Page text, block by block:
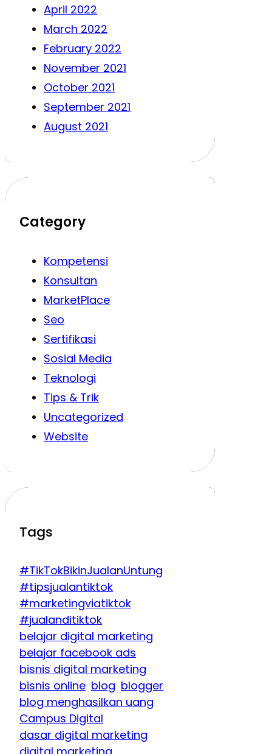
April 2022
March 2022
February 2022
November 2021
October 2021
September 2021
August 2021
Category
Kompetensi
Konsultan
MarketPlace
Seo
Sertifikasi
Sosial Media
Teknologi
Tips & Trik
Uncategorized
Website
Tags
#TikTokBikinJualanUntung
#tipsjualantiktok
#marketingviatiktok
#jualanditiktok
belajar digital marketing
belajar facebook ads
bisnis digital marketing
bisnis online blog blogger
blog menghasilkan uang
Campus Digital
dasar digital marketing